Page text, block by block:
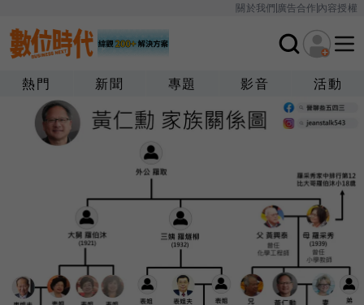
關於我們廣告合作內容授權
熱門 新聞 專題 影音 活動